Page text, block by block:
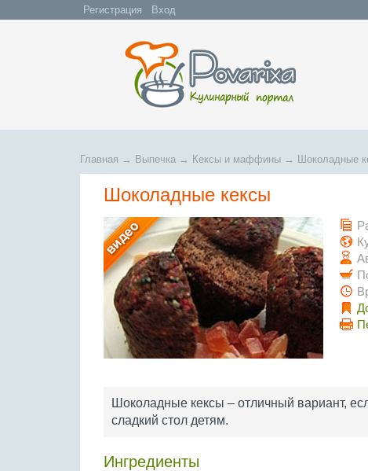
Регистрация Вход
Главная → Выпечка → Кексы и маффины → Шоколадные
Шоколадные кексы
Шоколадные кексы – отличный вариант,
сладкий стол детям.
Ингредиенты